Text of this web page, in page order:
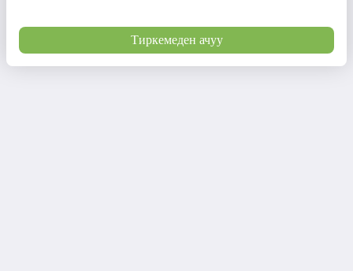
Тиркемеден ачуу